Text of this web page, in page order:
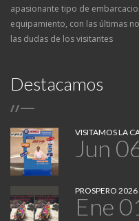
apasionante tipo de
equipamiento, con las últimas
las dudas de los visitantes
Destacamos
/ /
VISITAMOS LA
Jun
PROSPERO
Ene